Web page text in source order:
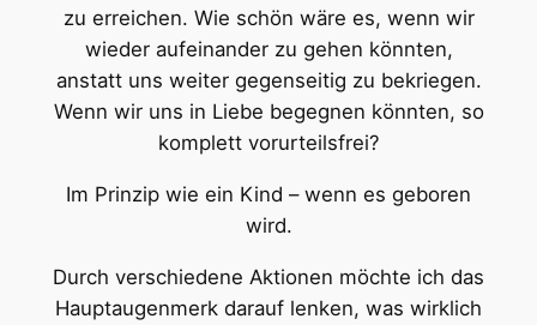
zu erreichen. Wie schön wäre es, wenn wir
wieder aufeinander zu gehen könnten,
anstatt uns weiter gegenseitig zu bekriegen.
Wenn wir uns in Liebe begegnen könnten, so
komplett vorurteilsfrei?
Im Prinzip wie ein Kind – wenn es geboren
wird.
Durch verschiedene Aktionen möchte ich das
Hauptaugenmerk darauf lenken, was wirklich